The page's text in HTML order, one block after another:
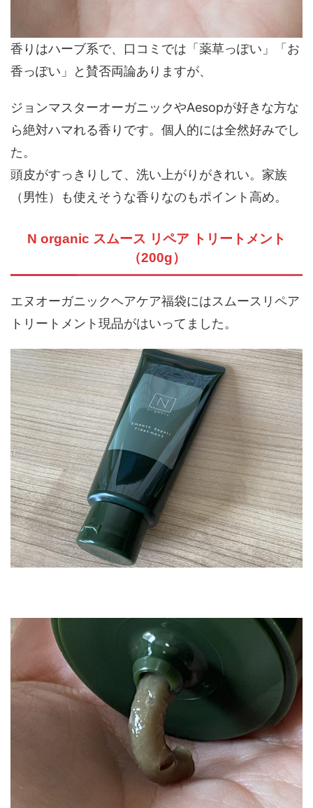
香りはハーブ系で、口コミでは「薬草っぽい」「お
香っぽい」と賛否両論ありますが、
ジョンマスターオーガニックやAesopが好きな方な
た。
頭皮がすっきりして、洗い上がりがきれい。家族
N organic スムース リペア トリートメント
エヌオーガニックヘアケア福袋にはスムースリペア
トリートメント現品がはいってました。